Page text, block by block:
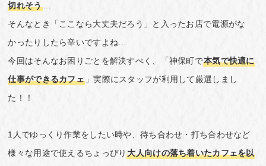
切れそう…
そんなとき「ここなら大丈夫だろう」と入ったお店で電源がな
かったりしたら辛いですよね…
今回はそんなお困りごとを解決すべく、「神保町で本気で快適に
仕事ができるカフェ 」実際にスタッフが利用して厳選しまし
た！！
1人でゆっくり作業をしたい時や、待ち合わせ・打ち合わせなど
様々な用途で使えるちょっぴり大人向けの落ち着いたカフェを以